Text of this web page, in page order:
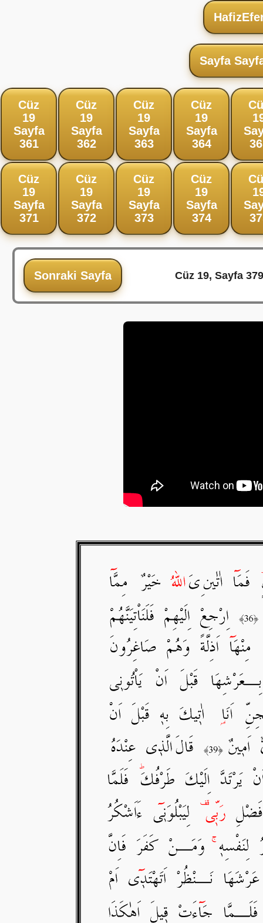
Sayfa
Cüz
19
Sayfa
361
Cüz
19
Sayfa
362
Cüz
19
Sayfa
363
Cüz
19
Sayfa
364
Cüz
19
Sayfa
371
Cüz
19
Sayfa
372
Cüz
19
Sayfa
373
Cüz
19
Sayfa
374
Sonraki Sayfa Cüz 19, Sayfa